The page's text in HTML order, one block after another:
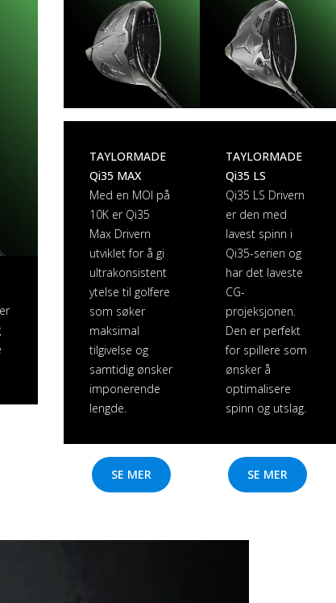
TAYLORMADE
Qi35 MAX
Med en MOI på
10K er Qi35
Max Drivern
utviklet for å gi
ultrakonsistent
ytelse til golfere
som søker
maksimal
tilgivelse og
samtidig ønsker
imponerende
lengde.
SE MER
TAYLORMADE
Qi35 LS
Qi35 LS Drivern
er den med
lavest spinn i
Qi35-serien og
har det laveste
CG-
projeksjonen.
Den er perfekt
for spillere som
ønsker å
optimalisere
spinn og utslag.
SE MER